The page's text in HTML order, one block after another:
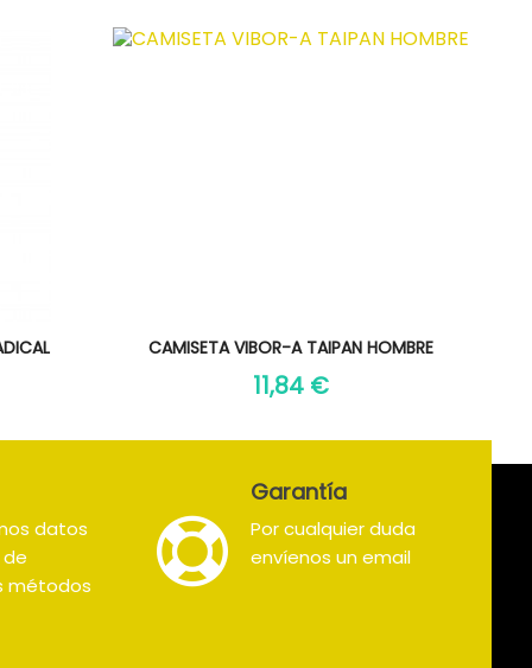
CAMISETA VIBOR-A TAIPAN HOMBRE
11,84 €
Vista rápida
datos
métodos
Garantía
Por cualquier duda
envíenos un email